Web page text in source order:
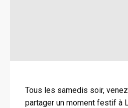
Tous les samedis soir,
partager un moment festif à